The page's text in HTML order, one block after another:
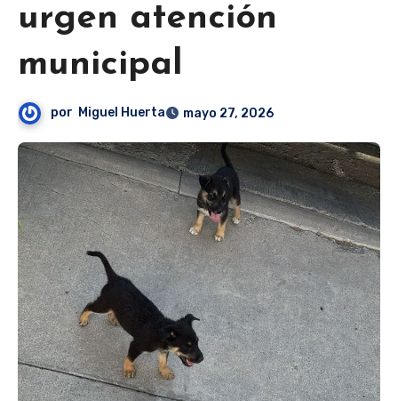
urgen atención
municipal
por Miguel Huerta mayo 27, 2026